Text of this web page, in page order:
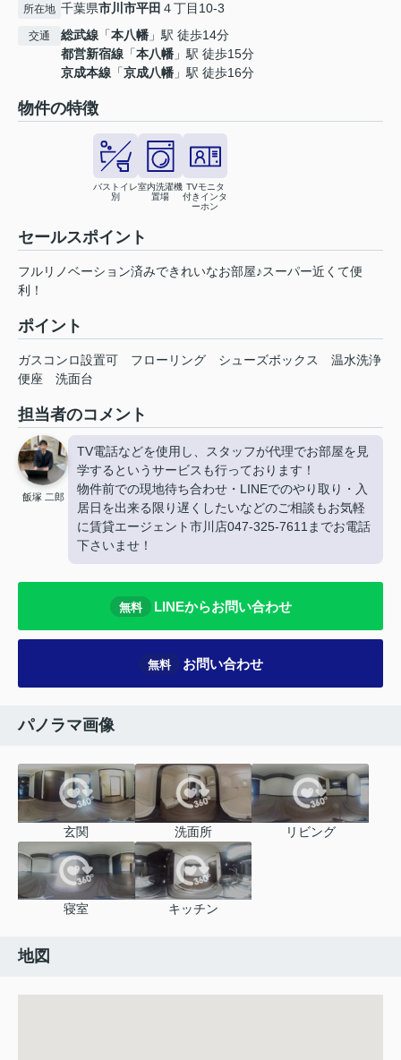
所在地 千葉県市川市平田 ４丁目10-3
交通 総武線 「本八幡 」駅 徒歩14分
都営新宿線 「本八幡 」駅 徒歩15分
京成本線 「京成八幡 」駅 徒歩16分
物件の特徴
バストイレ
別
室内洗濯機
置場
TVモニタ
付きインタ
ーホン
セールスポイント
フルリノベーション済みできれいなお部屋♪スーパー近くて便
利！
ポイント
ガスコンロ設置可 フローリング シューズボックス
温水洗浄
便座
洗面台
担当者のコメント
飯塚 二郎
TV電話などを使用し、スタッフが代理でお部屋を見
学するというサービスも行っております！
物件前での現地待ち合わせ・LINEでのやり取り・入
居日を出来る限り遅くしたいなどのご相談もお気軽
に賃貸エージェント市川店047-325-7611までお電話
下さいませ！
無料 LINEからお問い合わせ
無料 お問い合わせ
パノラマ画像
玄関 洗面所 リビング
寝室 キッチン
地図